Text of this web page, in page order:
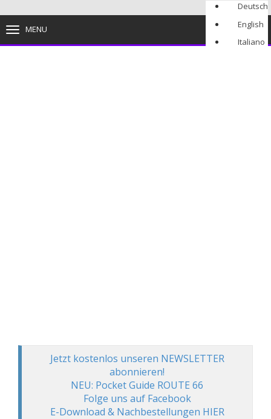
Deutsch
English
Italiano
MENU
Jetzt kostenlos unseren NEWSLETTER
abonnieren!
NEU: Pocket Guide ROUTE 66
Folge uns auf Facebook
E-Download & Nachbestellungen HIER